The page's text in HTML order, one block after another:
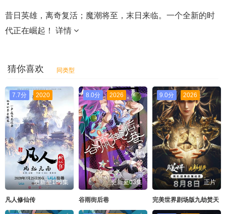
昔日英雄，离奇复活；魔潮将至，末日来临。一个全新的时
代正在崛起！
详情
猜你喜欢 同类型
7.7分 2020
更新至186集
凡人修仙传
8.0分 2026
更新至03集
谷雨街后巷
9.0分 2026
正片
​完美世界剧场版九劫焚天​